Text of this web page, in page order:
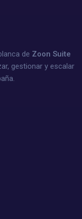
de Zoon Suite
gestionar y escalar